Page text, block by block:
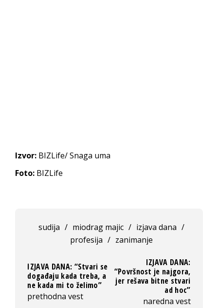
Izvor: BIZLife/ Snaga uma
Foto: BIZLife
sudija / miodrag majic / izjava dana /
profesija / zanimanje
IZJAVA DANA: “Stvari se
događaju kada treba, a
ne kada mi to želimo”
prethodna vest
IZJAVA DANA:
“Površnost je najgora,
jer rešava bitne stvari
ad hoc”
naredna vest